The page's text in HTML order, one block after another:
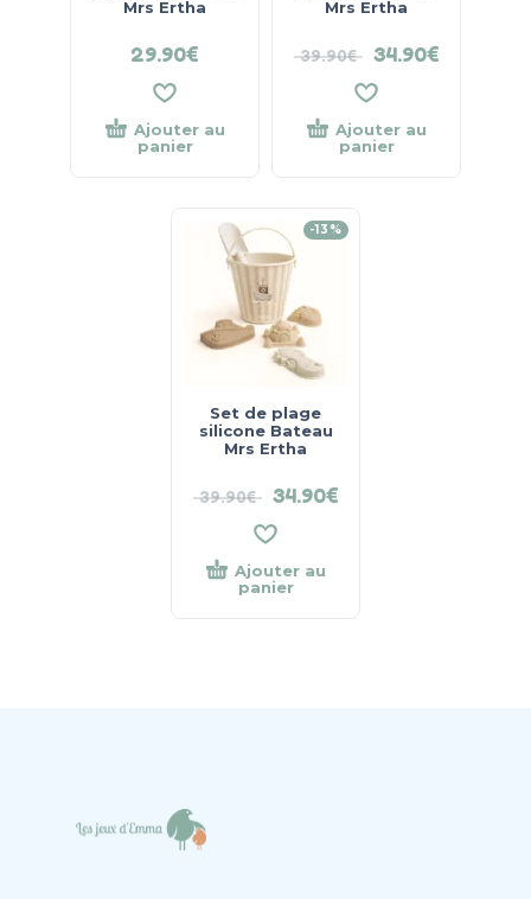
Mrs Ertha
29.90€
Ajouter au
panier
Mrs Ertha
39.90€ 34.90€
Ajouter au
panier
-13%
Set de plage
silicone Bateau
Mrs Ertha
39.90€ 34.90€
Ajouter au
panier